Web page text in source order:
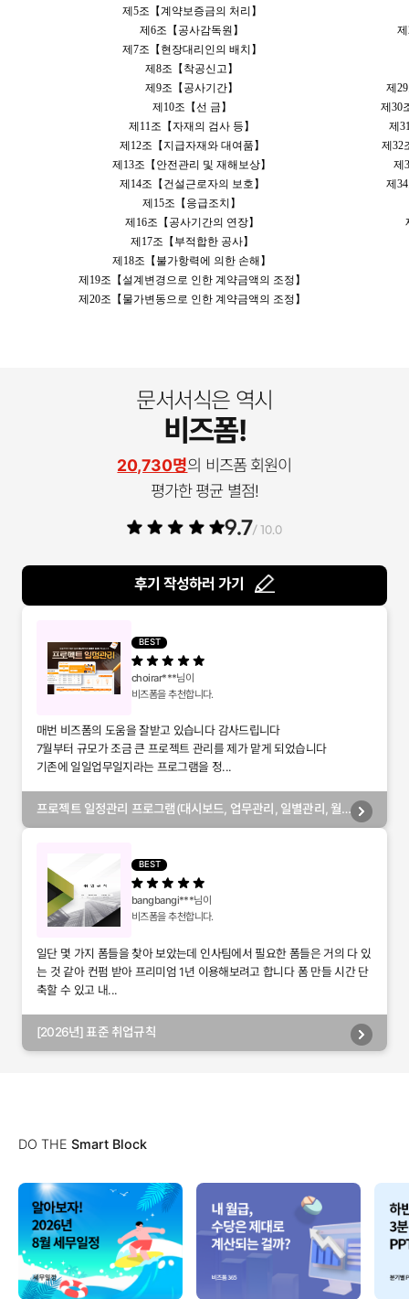
제5조【계약보증금의 처리】
제6조【공사감독원】
제7조【현장대리인의 배치】
제8조【착공신고】
제9조【공사기간】
제10조【선 금】
제11조【자재의 검사 등】
제12조【지급자재와 대여품】
제13조【안전관리 및 재해보상】
제14조【건설근로자의 보호】
제15조【응급조치】
제16조【공사기간의 연장】
제17조【부적합한 공사】
제18조【불가항력에 의한 손해】
제19조【설계변경으로 인한 계약금액의 조정】
제20조【물가변동으로 인한 계약금액의 조정】
제
제30
제
제32
제
제
문서서식은 역시
비즈폼!
20,730명의 비즈폼 회원이
평가한 평균 별점!
9.7/ 10.0
후기 작성하러 가기
BEST
choirar***님이
비즈폼을 추천합니다.
매번 비즈폼의 도움을 잘받고 있습니다 감사드립니다
7월부터 규모가 조금 큰 프로젝트 관리를 제가 맡게 되었습니다
기존에 일일업무일지라는 프로그램을 정...
프로젝트 일정관리 프로그램(대시보드, 업무관리, 일별관리, 월
BEST
bangbangi***님이
비즈폼을 추천합니다.
일단 몇 가지 폼들을 찾아 보았는데 인사팀에서 필요한 폼들은 거의 다 있
는 것 같아 컨펌 받아 프리미엄 1년 이용해보려고 합니다 폼 만들 시간 단
축할 수 있고 내...
[2026년] 표준 취업규칙
DO THE Smart Block